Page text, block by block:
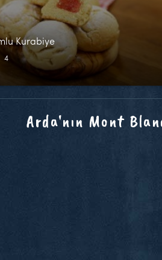
Kurabiye
4
Arda'nın Mont